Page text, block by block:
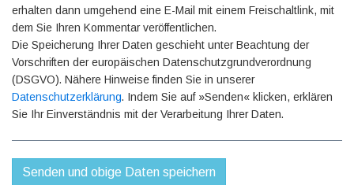
erhalten dann umgehend eine E-Mail mit einem Freischaltlink, mit
dem Sie Ihren Kommentar veröffentlichen.
Die Speicherung Ihrer Daten geschieht unter Beachtung der
Vorschriften der europäischen Datenschutzgrundverordnung
(DSGVO). Nähere Hinweise finden Sie in unserer
Datenschutzerklärung. Indem Sie auf »Senden« klicken, erklären
Sie Ihr Einverständnis mit der Verarbeitung Ihrer Daten.